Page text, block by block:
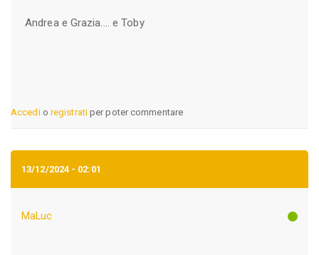
Andrea e Grazia.... e Toby
Accedio registratiper poter commentare
13/12/2024 - 02:01
MaLuc